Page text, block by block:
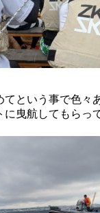
てという事で色々
に曳航してもらっ